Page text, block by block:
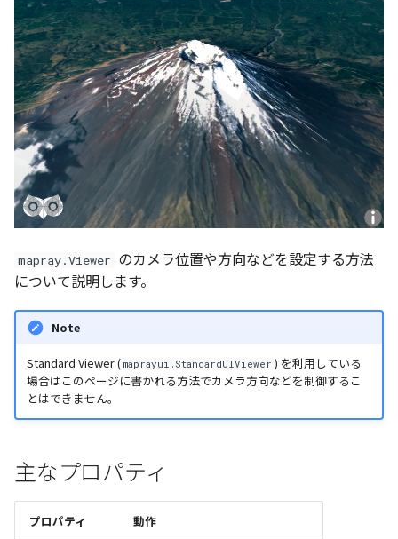
PolygonEntity
ModelEntity
Contour Layer
Cloud
Pole
Custom Curve
EasyBindingBlock
Imagery
Objects
Pointcloud
Scenes
Vectile
Getting started
Heightmap
Imagery
Objects
Pointcloud
Scenes
Vector Tiles Dataset
Limitations
Advanced Use Cases
Cloud API Reference
mapray.Viewer のカメラ位置や方向などを設定する方法
について説明します。
Note
Standard Viewer ( maprayui.StandardUIViewer ) を利用している
場合はこのページに書かれる方法でカメラ方向などを制御するこ
とはできません。
主なプロパティ
プロパティ 動作